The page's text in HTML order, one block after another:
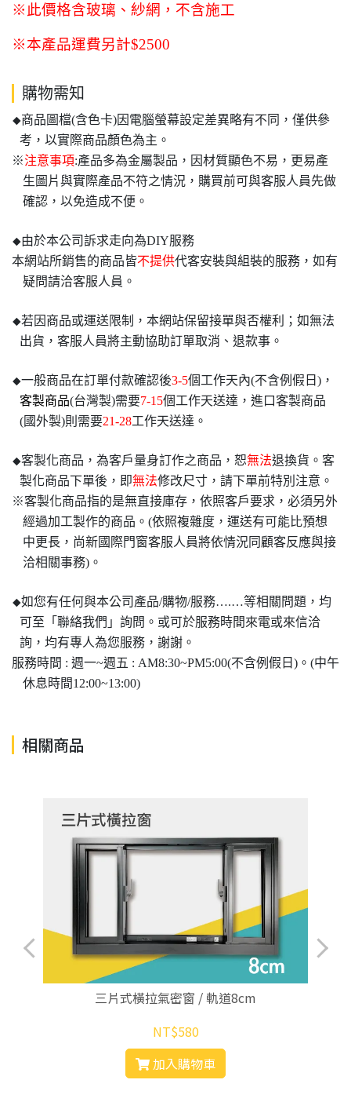
※此價格含玻璃、紗網，不含施工
※本產品運費另計$2500
購物需知
◆商品圖檔(含色卡)因電腦螢幕設定差異略有不同，僅供參
考，以實際商品顏色為主。
※注意事項:產品多為金屬製品，因材質顯色不易，更易產
生圖片與實際產品不符之情況，購買前可與客服人員先做
確認，以免造成不便。
◆由於本公司訴求走向為DIY服務
本網站所銷售的商品皆不提供代客安裝與組裝的服務，如有
疑問請洽客服人員。
◆若因商品或運送限制，本網站保留接單與否權利；如無法
出貨，客服人員將主動協助訂單取消、退款事。
◆一般商品在訂單付款確認後3-5個工作天內(不含例假日)，
客製商品(台灣製)需要7-15個工作天送達，進口客製商品
(國外製)則需要21-28工作天送達。
◆客製化商品，為客戶量身訂作之商品，恕無法退換貨。客
製化商品下單後，即無法修改尺寸，請下單前特別注意。
※客製化商品指的是無直接庫存，依照客戶要求，必須另外
經過加工製作的商品。(依照複雜度，運送有可能比預想
中更長，尚新國際門窗客服人員將依情況同顧客反應與接
洽相關事務)。
◆如您有任何與本公司產品/購物/服務….…等相關問題，均
可至「聯絡我們」詢問。或可於服務時間來電或來信洽
詢，均有專人為您服務，謝謝。
服務時間 : 週一~週五 : AM8:30~PM5:00(不含例假日)。(中午
休息時間12:00~13:00)
相關商品
三片式橫拉氣密窗 / 軌道8cm
NT$580
加入購物車